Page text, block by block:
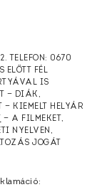
TELEFON: 0670
FÉL
IS
— DIÁK,
— KIEMELT HELYÁR
— A FILMEKET,
NYELVEN,
JOGÁT